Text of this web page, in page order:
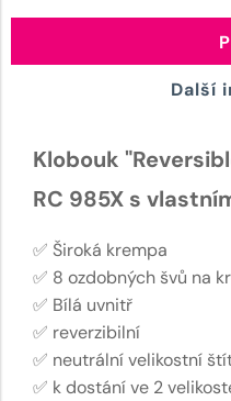
Další
Klobouk
RC 985X s
✅ Široká krempa
✅ 8 ozdobných švů na
✅ Bílá uvnitř
✅ reverzibilní
✅ neutrální velikostní
✅ k dostání ve 2